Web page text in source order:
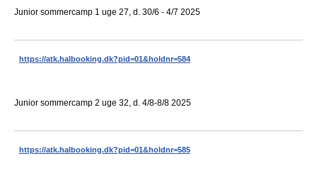
Junior sommercamp 1 uge 27, d. 30/6 - 4/7 2025
https://atk.halbooking.dk?pid=01&holdnr=584
Junior sommercamp 2 uge 32, d. 4/8-8/8 2025
https://atk.halbooking.dk?pid=01&holdnr=585